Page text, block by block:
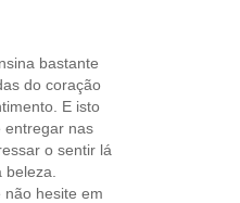
bastante
do coração
E isto
entregar nas
o sentir lá
não hesite em